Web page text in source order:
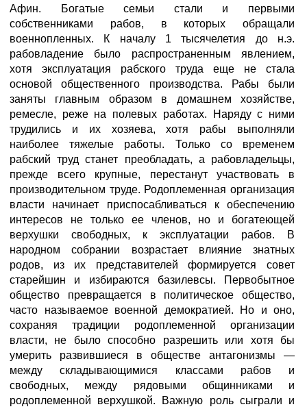
Афин. Богатые семьи стали и первыми
собственниками рабов, в которых обращали
военнопленных. К началу 1 тысячелетия до н.э.
рабовладение было распространенным явлением,
хотя эксплуатация рабского труда еще не стала
основой общественного производства. Рабы были
заняты главным образом в домашнем хозяйстве,
ремесле, реже на полевых работах. Наряду с ними
трудились и их хозяева, хотя рабы выполняли
наиболее тяжелые работы. Только со временем
рабский труд станет преобладать, а рабовладельцы,
прежде всего крупные, перестанут участвовать в
производительном труде. Родоплеменная организация
власти начинает приспосабливаться к обеспечению
интересов не только ее членов, но и богатеющей
верхушки свободных, к эксплуатации рабов. В
народном собрании возрастает влияние знатных
родов, из их представителей формируется совет
старейшин и избираются базилевсы. Первобытное
общество превращается в политическое общество,
часто называемое военной демократией. Но и оно,
сохраняя традиции родоплеменной организации
власти, не было способно разрешить или хотя бы
умерить развившиеся в обществе антагонизмы —
между складывающимися классами рабов и
свободных, между рядовыми общинниками и
родоплеменной верхушкой. Важную роль сыграли и